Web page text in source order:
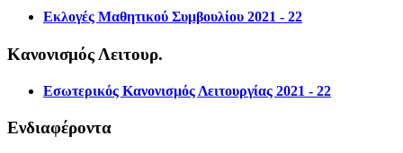
Εκλογές Μαθητικού Συμβουλίου 2021 - 22
Κανονισμός Λειτουρ.
Εσωτερικός Κανονισμός Λειτουργίας 2021 - 22
Ενδιαφέροντα